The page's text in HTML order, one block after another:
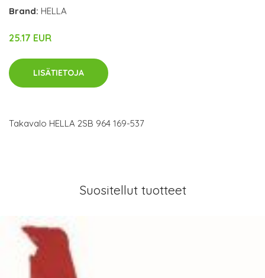
Brand: HELLA
25.17 EUR
LISÄTIETOJA
Takavalo HELLA 2SB 964 169-537
Suositellut tuotteet